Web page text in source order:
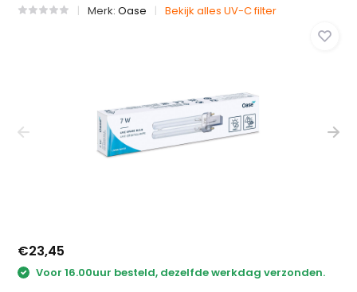
Merk:Oase Bekijk alles UV-C filter
€23,45
Voor 16.00uur besteld, dezelfde werkdag verzonden.